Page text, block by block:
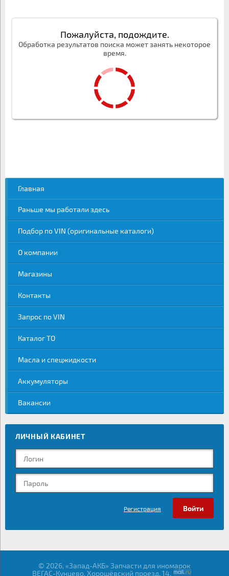
Пожалуйста, подождите.
Обработка результатов поиска может занять некоторое
время.
Главная
Раньше мы работали здесь
Подбор по VIN (оригинальные каталоги)
О компании
Магазины
Контакты
Запрос по VIN
Каталог ТО
Масла и спецжидкости
Аккумуляторы
Вакансии
ЛИЧНЫЙ КАБИНЕТ
Регистрация
© 2026, «Запад-АКБ» Запчасти для иномарок
ВЕГАС-Кунцево, Хорошёвский проезд, 14,